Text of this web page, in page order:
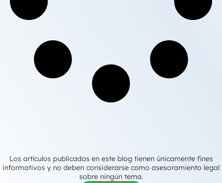
Los artículos publicados en este blog tienen únicamente fines
informativos y no deben considerarse como asesoramiento legal
sobre ningún tema.